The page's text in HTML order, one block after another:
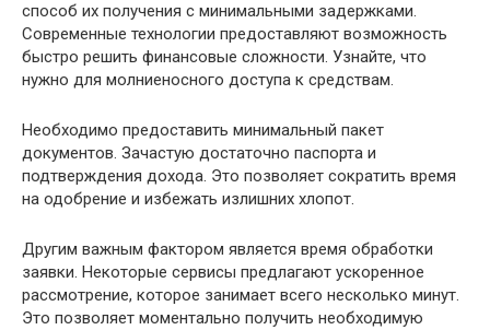
способ их получения с минимальными задержками.
Современные технологии предоставляют возможность
быстро решить финансовые сложности. Узнайте, что
нужно для молниеносного доступа к средствам.
Необходимо предоставить минимальный пакет
документов. Зачастую достаточно паспорта и
подтверждения дохода. Это позволяет сократить время
на одобрение и избежать излишних хлопот.
Другим важным фактором является время обработки
заявки. Некоторые сервисы предлагают ускоренное
рассмотрение, которое занимает всего несколько минут.
Это позволяет моментально получить необходимую